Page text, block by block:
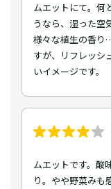
ムエットにて。何
うなら、湿った空
様々な植生の香り
すが、リフレッシ
いイメージです。
ムエットです。酸
り。やや野菜みも